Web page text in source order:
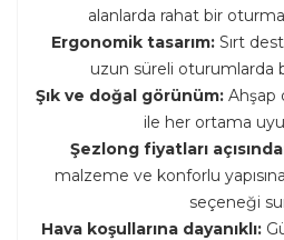
alanlarda rahat bir
Ergonomik tasarım:Sırt
uzun süreli oturumlarda
Şık ve doğal görünüm: Ahşap
ile her ortama
Şezlong fiyatları
malzeme ve konforlu
seçeneği
Hava koşullarına dayanıklı: